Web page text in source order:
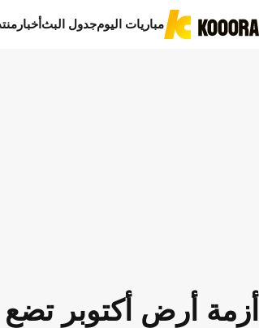
مباريات اليومجدول البثأخبار
أزمة أرض أكتوبر